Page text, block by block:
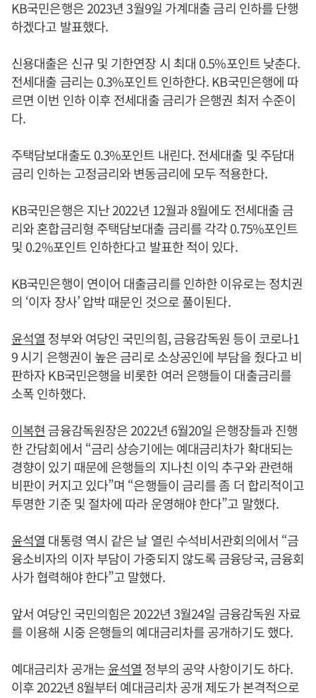
KB국민은행은 2023년 3월9일 가계대출 금리 인하를 단행
하겠다고 발표했다.
신용대출은 신규 및 기한연장 시 최대 0.5%포인트 낮춘다.
전세대출 금리는 0.3%포인트 인하한다. KB국민은행에 따
르면 이번 인하 이후 전세대출 금리가 은행권 최저 수준이
다.
주택담보대출도 0.3%포인트 내린다. 전세대출 및 주담대
금리 인하는 고정금리와 변동금리에 모두 적용한다.
KB국민은행은 지난 2022년 12월과 8월에도 전세대출 금
리와 혼합금리형 주택담보대출 금리를 각각 0.75%포인트
및 0.2%포인트 인하한다고 발표한 적이 있다.
KB국민은행이 연이어 대출금리를 인하한 이유로는 정치권
의 ‘이자 장사’ 압박 때문인 것으로 풀이된다.
윤석열 정부와 여당인 국민의힘, 금융감독원 등이 코로나1
9 시기 은행권이 높은 금리로 소상공인에 부담을 줬다고 비
판하자 KB국민은행을 비롯한 여러 은행들이 대출금리를
소폭 인하했다.
이복현 금융감독원장은 2022년 6월20일 은행장들과 진행
한 간담회에서 “금리 상승기에는 예대금리차가 확대되는
경향이 있기 때문에 은행들의 지나친 이익 추구와 관련해
비판이 커지고 있다”며 “은행들이 금리를 좀 더 합리적이고
투명한 기준 및 절차에 따라 운영해야 한다”고 말했다.
윤석열 대통령 역시 같은 날 열린 수석비서관회의에서 “금
융소비자의 이자 부담이 가중되지 않도록 금융당국, 금융회
사가 협력해야 한다”고 말했다.
앞서 여당인 국민의힘은 2022년 3월24일 금융감독원 자료
를 이용해 시중 은행들의 예대금리차를 공개하기도 했다.
예대금리차 공개는윤석열 정부의 공약 사항이기도 하다.
이후 2022년 8월부터 예대금리차 공개 제도가 본격적으로